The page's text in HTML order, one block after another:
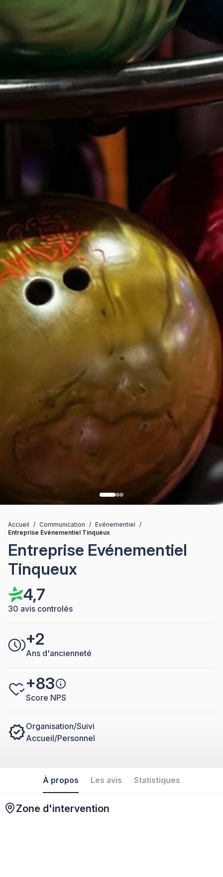
Accueil / Communication / Evénementiel
/
Entreprise Evénementiel Tinqueux
Entreprise Evénementiel
Tinqueux
4,7
30 avis controlés
+2
Ans d'ancienneté
+83
Score NPS
Organisation/Suivi
Accueil/Personnel
À propos Les avis Statistiques
Zone d'intervention